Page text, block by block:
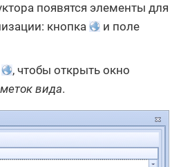
появятся элементы для
кнопка
и поле
, чтобы открыть окно
вида.